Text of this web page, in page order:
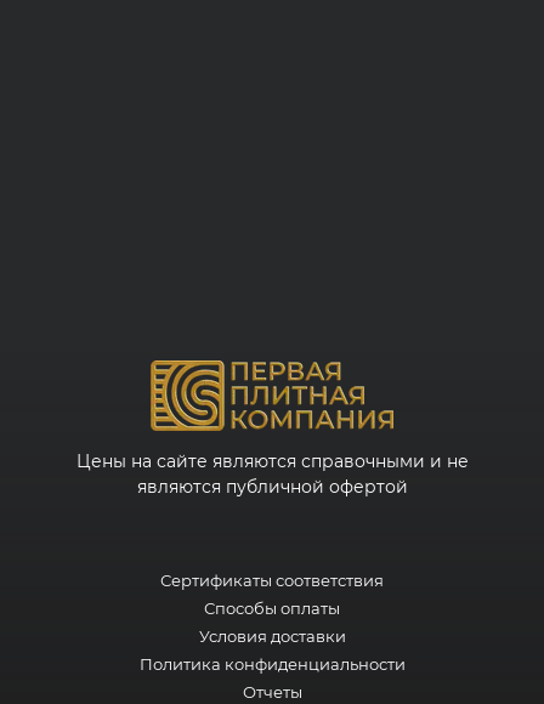
Цены на сайте являются справочными и не
являются публичной офертой
Сертификаты соответствия
Способы оплаты
Условия доставки
Политика конфиденциальности
Отчеты